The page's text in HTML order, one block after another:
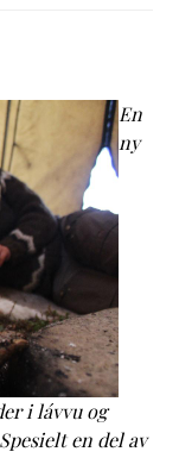
En
ny
i lávvu og
en del av